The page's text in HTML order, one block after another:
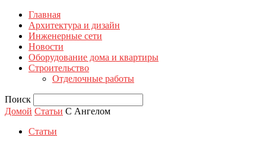
Главная
Архитектура и дизайн
Инженерные сети
Новости
Оборудование дома и квартиры
Строительство
Отделочные работы
Поиск
Домой Статьи С Ангелом
Статьи